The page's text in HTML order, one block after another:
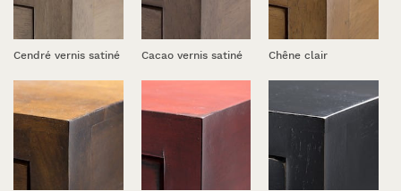
Cendré vernis satiné Cacao vernis satiné Chêne clair